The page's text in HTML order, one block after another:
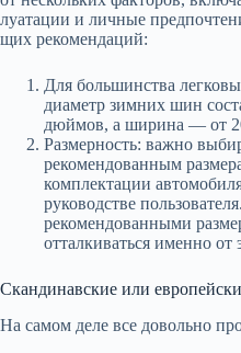
луатации и личные
щих рекомендаций:
Для большинства
диаметр зимних шин
дюймов, а ширина — от
Размерность: важно
рекомендованным
комплектации
руководстве
рекомендованными
отталкиваться именно от
Скандинавские или
На самом деле все довольно